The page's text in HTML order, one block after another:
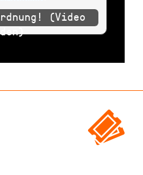
(Video